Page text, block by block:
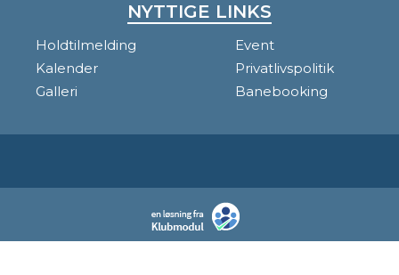
NYTTIGE LINKS
Holdtilmelding
Event
Kalender
Privatlivspolitik
Galleri
Banebooking